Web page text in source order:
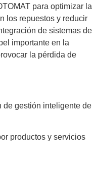
para optimizar la
los repuestos y reducir
de sistemas de
importante en la
la pérdida de
de gestión inteligente de
productos y servicios